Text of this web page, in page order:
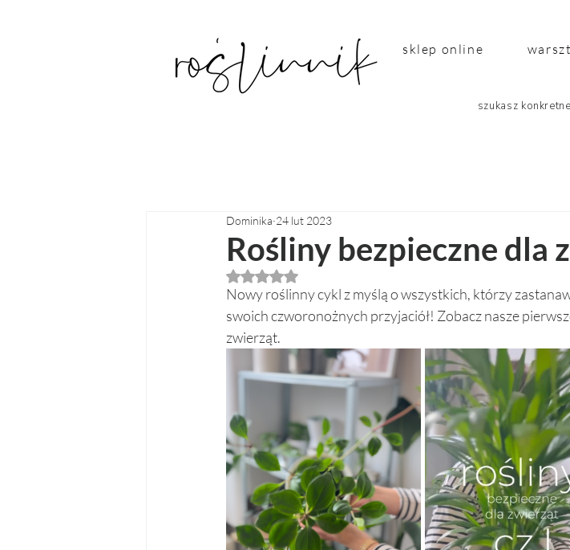
sklep online
szukasz
Rośliny bezpieczne dla
Dominika 24 lut 2023
Oceniono na NaN z 5 gwiazdek.
Nowy roślinny cykl z myślą o wszystkich, którzy
swoich czworonożnych przyjaciół! Zobacz nasze
zwierząt.